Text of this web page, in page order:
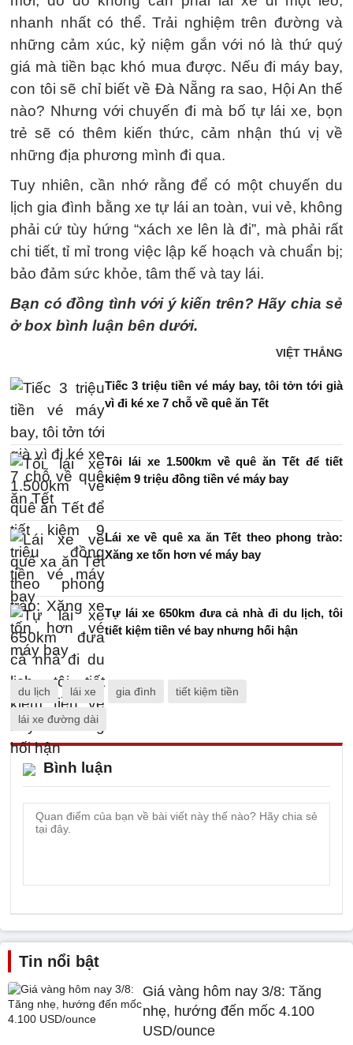
nhanh nhất có thể. Trải nghiệm trên đường và
những cảm xúc, kỷ niệm gắn với nó là thứ quý
giá mà tiền bạc khó mua được. Nếu đi máy bay,
con tôi sẽ chỉ biết về Đà Nẵng ra sao, Hội An thế
nào? Nhưng với chuyến đi mà bố tự lái xe, bọn
trẻ sẽ có thêm kiến thức, cảm nhận thú vị về
những địa phương mình đi qua.
Tuy nhiên, cần nhớ rằng để có một chuyến du
lịch gia đình bằng xe tự lái an toàn, vui vẻ, không
phải cứ tùy hứng “xách xe lên là đi”, mà phải rất
chi tiết, tỉ mỉ trong việc lập kế hoạch và chuẩn bị;
bảo đảm sức khỏe, tâm thế và tay lái.
Bạn có đồng tình với ý kiến trên? Hãy chia sẻ
ở box bình luận bên dưới.
VIỆT THẮNG
Tiếc 3 triệu tiền vé máy bay, tôi tởn tới già
vì đi ké xe 7 chỗ về quê ăn Tết
Tôi lái xe 1.500km về quê ăn Tết để tiết
kiệm 9 triệu đồng tiền vé máy bay
Lái xe về quê xa ăn Tết theo phong trào:
Xăng xe tốn hơn vé máy bay
Tự lái xe 650km đưa cả nhà đi du lịch, tôi
tiết kiệm tiền vé bay nhưng hối hận
du lịch lái xe gia đình tiết kiệm tiền
lái xe đường dài
Bình luận
Tin nổi bật
Giá vàng hôm nay 3/8: Tăng
nhẹ, hướng đến mốc 4.100
USD/ounce